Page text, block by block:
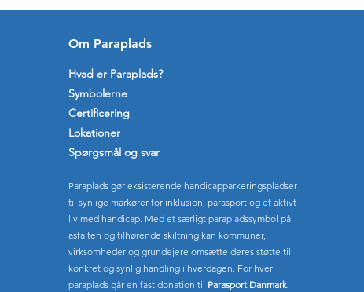
Om Paraplads
Hvad er Paraplads?
Symbolerne
Certificering
Lokationer
Spørgsmål og svar
Paraplads gør eksisterende handicapparkeringspladser
til synlige markører for inklusion, parasport og et aktivt
liv med handicap. Med et særligt parapladssymbol på
asfalten og tilhørende skiltning kan kommuner,
virksomheder og grundejere omsætte deres støtte til
konkret og synlig handling i hverdagen. For hver
paraplads går en fast donation til Parasport Danmark